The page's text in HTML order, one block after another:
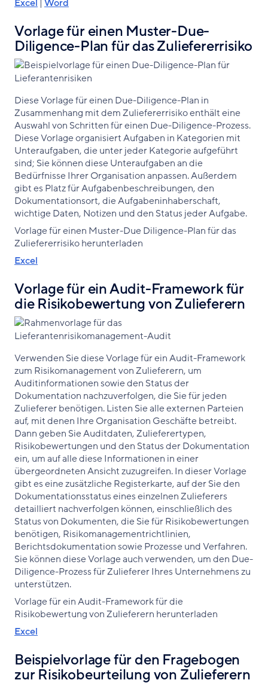
Excel | Word
Vorlage für einen Muster-Due-
Diligence-Plan für das Zuliefererrisiko
Diese Vorlage für einen Due-Diligence-Plan in
Zusammenhang mit dem Zuliefererrisiko enthält eine
Auswahl von Schritten für einen Due-Diligence-Prozess.
Diese Vorlage organisiert Aufgaben in Kategorien mit
Unteraufgaben, die unter jeder Kategorie aufgeführt
sind; Sie können diese Unteraufgaben an die
Bedürfnisse Ihrer Organisation anpassen. Außerdem
gibt es Platz für Aufgabenbeschreibungen, den
Dokumentationsort, die Aufgabeninhaberschaft,
wichtige Daten, Notizen und den Status jeder Aufgabe.
Vorlage für einen Muster-Due Diligence-Plan für das
Zuliefererrisiko herunterladen
Excel
Vorlage für ein Audit-Framework für
die Risikobewertung von Zulieferern
Verwenden Sie diese Vorlage für ein Audit-Framework
zum Risikomanagement von Zulieferern, um
Auditinformationen sowie den Status der
Dokumentation nachzuverfolgen, die Sie für jeden
Zulieferer benötigen. Listen Sie alle externen Parteien
auf, mit denen Ihre Organisation Geschäfte betreibt.
Dann geben Sie Auditdaten, Zulieferertypen,
Risikobewertungen und den Status der Dokumentation
ein, um auf alle diese Informationen in einer
übergeordneten Ansicht zuzugreifen. In dieser Vorlage
gibt es eine zusätzliche Registerkarte, auf der Sie den
Dokumentationsstatus eines einzelnen Zulieferers
detailliert nachverfolgen können, einschließlich des
Status von Dokumenten, die Sie für Risikobewertungen
benötigen, Risikomanagementrichtlinien,
Berichtsdokumentation sowie Prozesse und Verfahren.
Sie können diese Vorlage auch verwenden, um den Due-
Diligence-Prozess für Zulieferer Ihres Unternehmens zu
unterstützen.
Vorlage für ein Audit-Framework für die
Risikobewertung von Zulieferern herunterladen
Excel
Beispielvorlage für den Fragebogen
zur Risikobeurteilung von Zulieferern